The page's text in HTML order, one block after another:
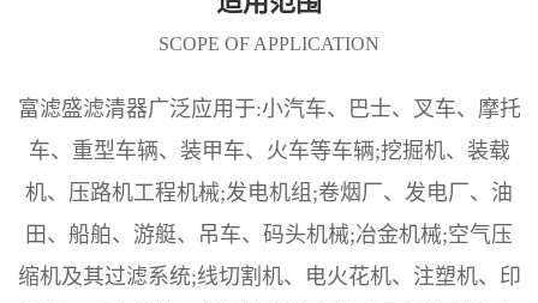
SCOPE OF APPLICATION
富滤盛滤清器广泛应用于:小汽车、巴士、叉车、摩托
车、重型车辆、装甲车、火车等车辆;挖掘机、装载
机、压路机工程机械;发电机组;卷烟厂、发电厂、油
田、船舶、游艇、吊车、码头机械;冶金机械;空气压
缩机及其过滤系统;线切割机、电火花机、注塑机、印